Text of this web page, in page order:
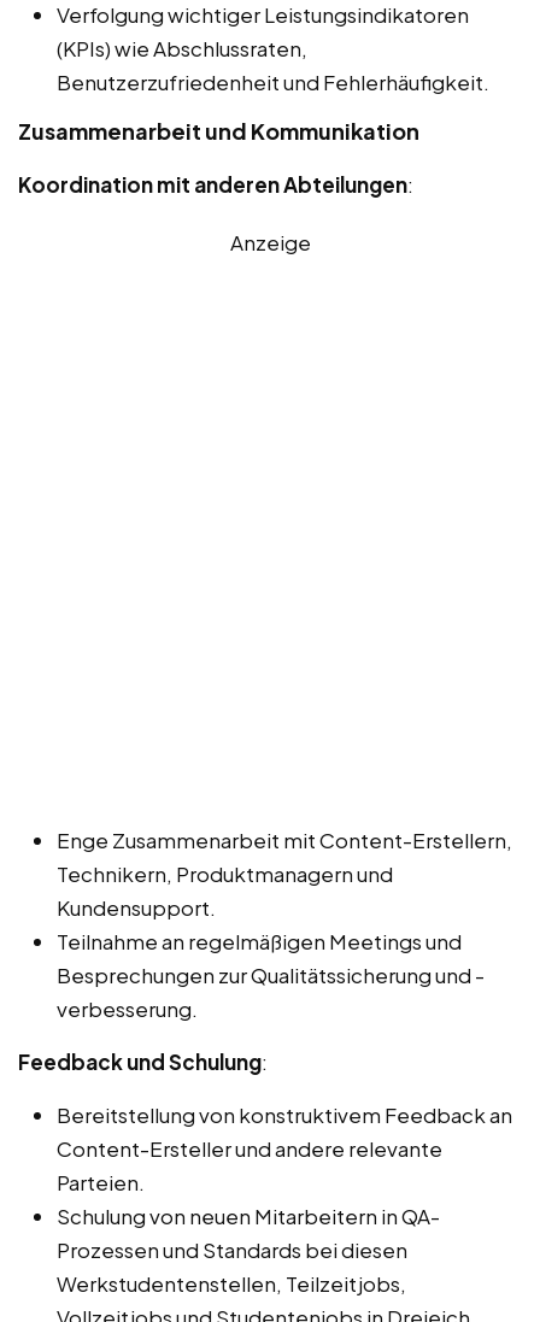
Verfolgung wichtiger Leistungsindikatoren
(KPIs) wie Abschlussraten,
Benutzerzufriedenheit und Fehlerhäufigkeit.
Zusammenarbeit und Kommunikation
Koordination mit anderen Abteilungen:
Anzeige
Enge Zusammenarbeit mit Content-Erstellern,
Technikern, Produktmanagern und
Kundensupport.
Teilnahme an regelmäßigen Meetings und
Besprechungen zur Qualitätssicherung und -
verbesserung.
Feedback und Schulung:
Bereitstellung von konstruktivem Feedback an
Content-Ersteller und andere relevante
Parteien.
Schulung von neuen Mitarbeitern in QA-
Prozessen und Standards bei diesen
Werkstudentenstellen, Teilzeitjobs,